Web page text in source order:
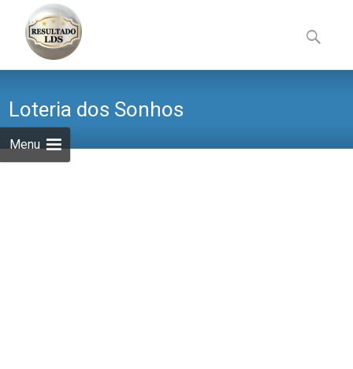
Menu
to
content
por:
Loteria dos Sonhos